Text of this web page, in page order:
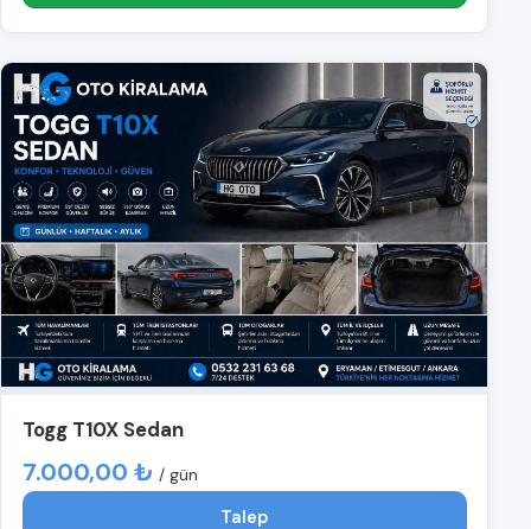
Togg T10X Sedan
7.000,00 ₺ / gün
Talep